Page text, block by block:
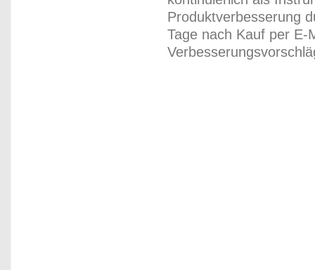
Produktverbesserung
Tage nach Kauf per E-